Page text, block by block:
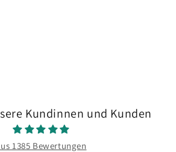
Kundinnen und Kunden
1385 Bewertungen